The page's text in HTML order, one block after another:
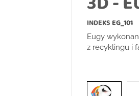
INDEKS EG_101
Eugy
z recyklingu i